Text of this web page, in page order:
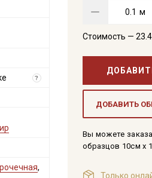
м
Стоимость — 23.4
ДОБАВИТЬ
Вы можете
образцов 10см x
Только
?
,